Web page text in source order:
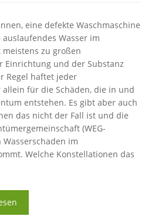
eine defekte Waschmaschine
Wasser im
zu großen
Einrichtung und der Substanz
Regel haftet jeder
für die Schäden, die in und
entstehen. Es gibt aber auch
das nicht der Fall ist und die
(WEG-
im
Welche Konstellationen das